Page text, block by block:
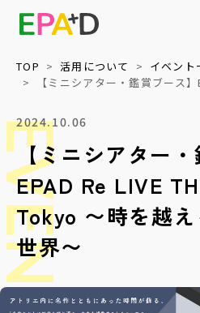
EPADとは
アーカイブについて
情報の整理・データベー
権利処理サポート
収録技術検証
活用について
上映・イベント
教育・福祉等へのパッケー
読みもの
メディア
TOP 活用について
イベント
【ミニシアター・鑑賞ブース
2024.10.06
【ミニシアター・
EPAD Re LIVE
Tokyo 〜時を越
世界〜